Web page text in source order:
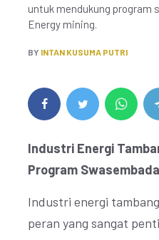
untuk mendukung program
Energy mining.
BY INTAN KUSUMA PUTRI
Industri Energi
Program
Industri energi
peran yang sangat